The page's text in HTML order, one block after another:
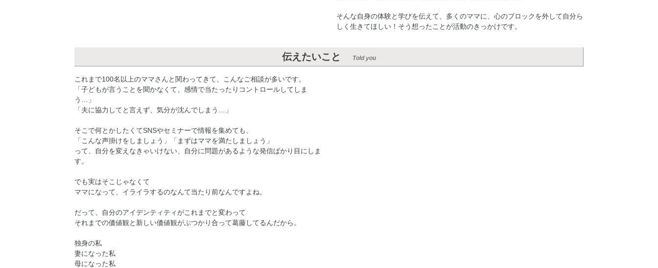
そんな自身の体験と学びを伝えて、多くのママに、心のブロックを外して自分ら
しく生きてほしい！そう想ったことが活動のきっかけです。
伝えたいこと Told you
これまで100名以上のママさんと関わってきて、こんなご相談が多いです。
「子どもが言うことを聞かなくて、感情で当たったりコントロールしてしま
う…」
「夫に協力してと言えず、気分が沈んでしまう…」
そこで何とかしたくてSNSやセミナーで情報を集めても、
「こんな声掛けをしましょう」「まずはママを満たしましょう」
って、自分を変えなきゃいけない、自分に問題があるような発信ばかり目にしま
す。
でも実はそこじゃなくて
ママになって、イライラするのなんて当たり前なんですよね。
だって、自分のアイデンティティがこれまでと変わって
それまでの価値観と新しい価値観がぶつかり合って葛藤してるんだから。
独身の私
妻になった私
母になった私